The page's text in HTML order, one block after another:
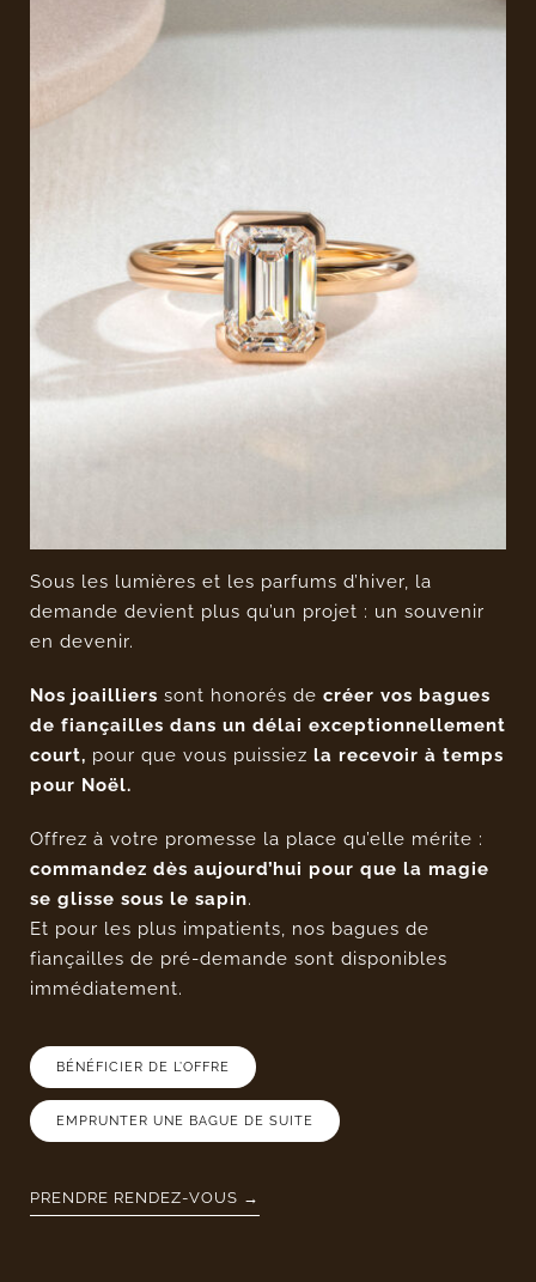
Sous les lumières et les parfums d’hiver, la
demande devient plus qu’un projet : un souvenir
en devenir.
Nos joailliers sont honorés de créer vos bagues
de fiançailles dans un délai exceptionnellement
court, pour que vous puissiez la recevoir à temps
pour Noël.
Offrez à votre promesse la place qu’elle mérite :
commandez dès aujourd’hui pour que la magie
se glisse sous le sapin.
Et pour les plus impatients, nos bagues de
fiançailles de pré-demande sont disponibles
immédiatement.
BÉNÉFICIER DE L’OFFRE
EMPRUNTER UNE BAGUE DE SUITE
PRENDRE RENDEZ-VOUS →